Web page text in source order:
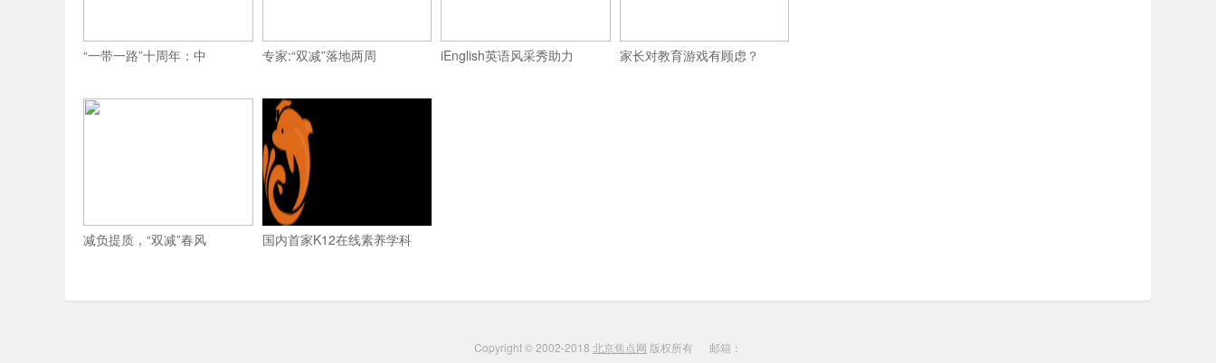
“一带一路”十周年：中 专家:“双减”落地两周 iEnglish英语风采秀助力 家长对教育游戏有顾虑？
减负提质，“双减”春风 国内首家K12在线素养学科
Copyright © 2002-2018 北京焦点网 版权所有 邮箱：